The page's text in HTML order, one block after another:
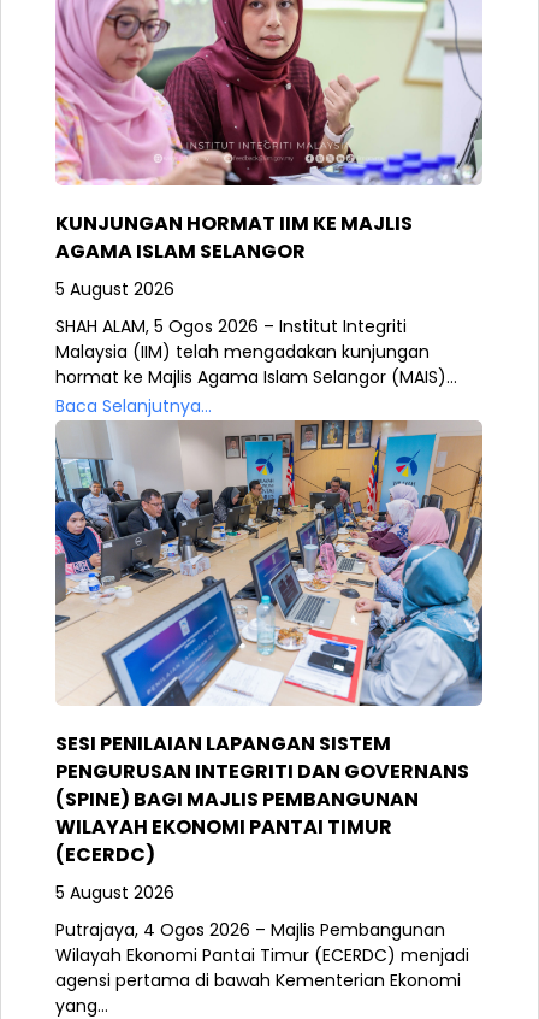
KUNJUNGAN HORMAT IIM KE MAJLIS
AGAMA ISLAM SELANGOR
5 August 2026
SHAH ALAM, 5 Ogos 2026 – Institut Integriti
Malaysia (IIM) telah mengadakan kunjungan
hormat ke Majlis Agama Islam Selangor (MAIS)...
Baca Selanjutnya...
SESI PENILAIAN LAPANGAN SISTEM
PENGURUSAN INTEGRITI DAN GOVERNANS
(SPINE) BAGI MAJLIS PEMBANGUNAN
WILAYAH EKONOMI PANTAI TIMUR
(ECERDC)
5 August 2026
Putrajaya, 4 Ogos 2026 – Majlis Pembangunan
Wilayah Ekonomi Pantai Timur (ECERDC) menjadi
agensi pertama di bawah Kementerian Ekonomi
yang...